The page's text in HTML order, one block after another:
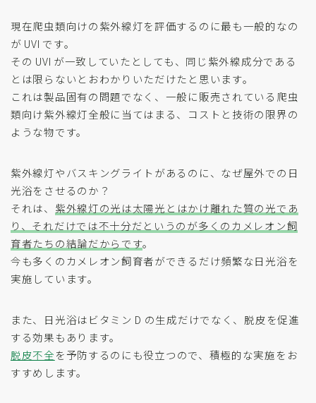
現在爬虫類向けの紫外線灯を評価するのに最も一般的なの
が UVI です。
その UVI が一致していたとしても、同じ紫外線成分である
とは限らないとおわかりいただけたと思います。
これは製品固有の問題でなく、一般に販売されている爬虫
類向け紫外線灯全般に当てはまる、コストと技術の限界の
ような物です。
紫外線灯やバスキングライトがあるのに、なぜ屋外での日
光浴をさせるのか？
それは、 紫外線灯の光は太陽光とはかけ離れた質の光であ
り、それだけでは不十分だというのが多くのカメレオン飼
育者たちの結論だからです。
今も多くのカメレオン飼育者ができるだけ頻繁な日光浴を
実施しています。
また、日光浴はビタミン D の生成だけでなく、脱皮を促進
する効果もあります。
脱皮不全を予防するのにも役立つので、積極的な実施をお
すすめします。